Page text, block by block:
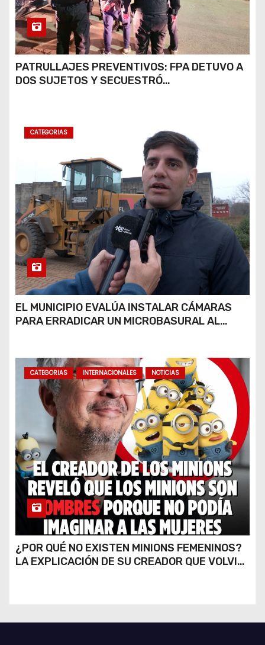
PATRULLAJES PREVENTIVOS: FPA DETUVO A
DOS SUJETOS Y SECUESTRÓ
CATEGORIAS
EL MUNICIPIO EVALÚA INSTALAR CÁMARAS
PARA ERRADICAR UN MICROBASURAL AL
CATEGORIAS INTERNACIONALES NOTICIAS
¿POR QUÉ NO EXISTEN MINIONS FEMENINOS?
LA EXPLICACIÓN DE SU CREADOR QUE VOLVIÓ